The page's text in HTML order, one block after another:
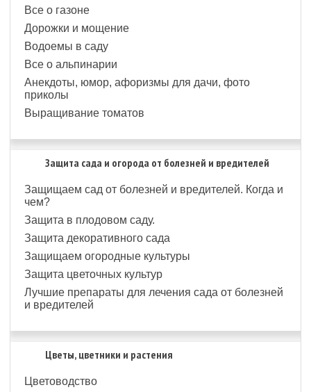
Все о газоне
Дорожки и мощение
Водоемы в саду
Все о альпинарии
Анекдоты, юмор, афоризмы для дачи, фото
приколы
Выращивание томатов
Защита сада и огорода от болезней и вредителей
Защищаем сад от болезней и вредителей. Когда и
чем?
Защита в плодовом саду.
Защита декоративного сада
Защищаем огородные культуры
Защита цветочных культур
Лучшие препараты для лечения сада от болезней
и вредителей
Цветы, цветники и растения
Цветоводство